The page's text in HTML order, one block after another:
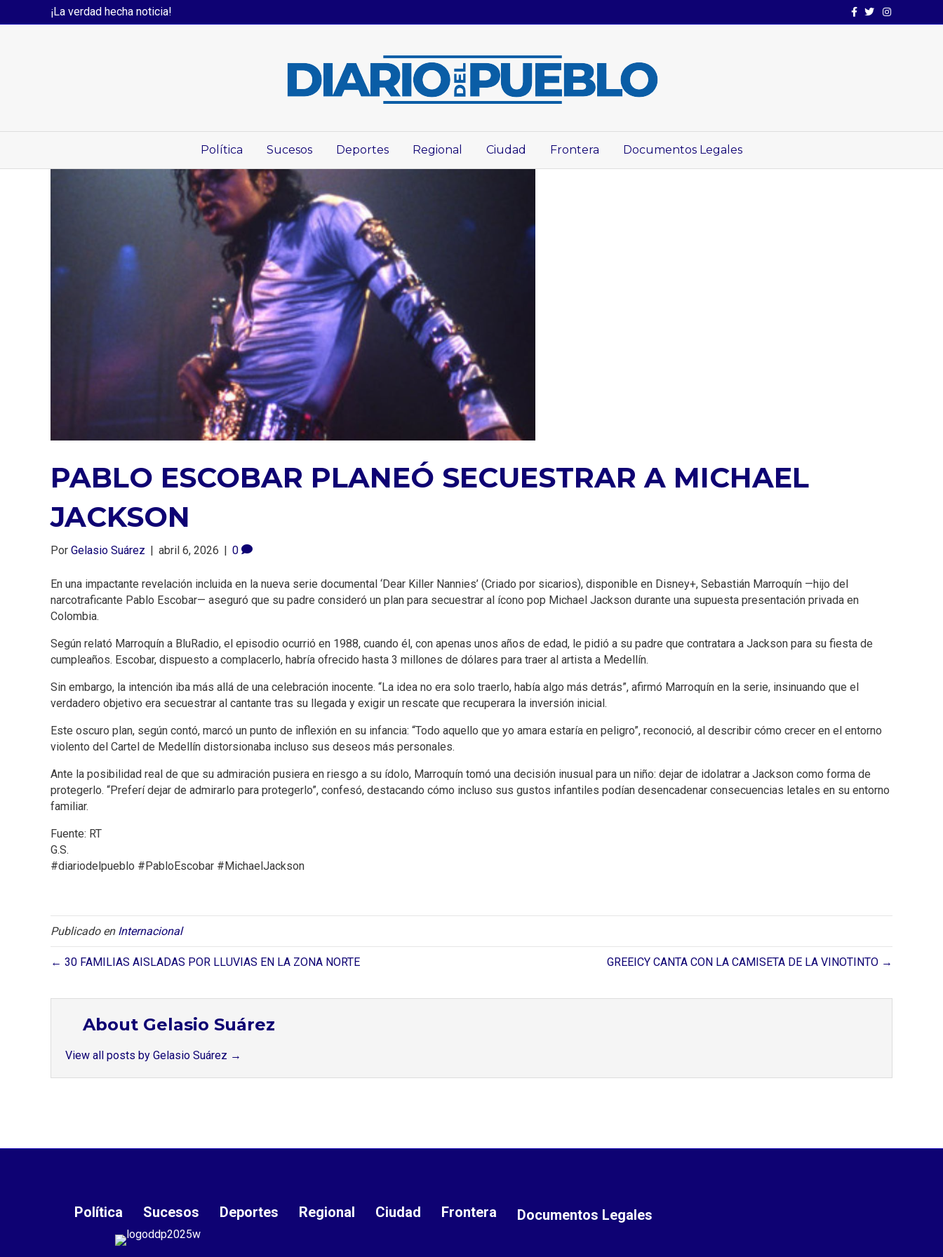
¡La verdad hecha noticia! Facebook
TwitterInstagram
Política Sucesos Deportes Regional Ciudad Frontera Documentos Legales
PABLO ESCOBAR PLANEÓ SECUESTRAR A MICHAEL
JACKSON
Por Gelasio Suárez | abril 6, 2026 | 0
En una impactante revelación incluida en la nueva serie documental ‘Dear Killer Nannies’ (Criado por sicarios), disponible en Disney+, Sebastián Marroquín —hijo del
narcotraficante Pablo Escobar— aseguró que su padre consideró un plan para secuestrar al ícono pop Michael Jackson durante una supuesta presentación privada en
Colombia.
Según relató Marroquín a BluRadio, el episodio ocurrió en 1988, cuando él, con apenas unos años de edad, le pidió a su padre que contratara a Jackson para su fiesta de
cumpleaños. Escobar, dispuesto a complacerlo, habría ofrecido hasta 3 millones de dólares para traer al artista a Medellín.
Sin embargo, la intención iba más allá de una celebración inocente. “La idea no era solo traerlo, había algo más detrás”, afirmó Marroquín en la serie, insinuando que el
verdadero objetivo era secuestrar al cantante tras su llegada y exigir un rescate que recuperara la inversión inicial.
Este oscuro plan, según contó, marcó un punto de inflexión en su infancia: “Todo aquello que yo amara estaría en peligro”, reconoció, al describir cómo crecer en el entorno
violento del Cartel de Medellín distorsionaba incluso sus deseos más personales.
Ante la posibilidad real de que su admiración pusiera en riesgo a su ídolo, Marroquín tomó una decisión inusual para un niño: dejar de idolatrar a Jackson como forma de
protegerlo. “Preferí dejar de admirarlo para protegerlo”, confesó, destacando cómo incluso sus gustos infantiles podían desencadenar consecuencias letales en su entorno
familiar.
Fuente: RT
G.S.
#diariodelpueblo #PabloEscobar #MichaelJackson
Publicado en Internacional
← 30 FAMILIAS AISLADAS POR LLUVIAS EN LA ZONA NORTE GREEICY CANTA CON LA CAMISETA DE LA VINOTINTO →
About Gelasio Suárez
View all posts by Gelasio Suárez →
Política Sucesos Deportes Regional Ciudad Frontera Documentos Legales